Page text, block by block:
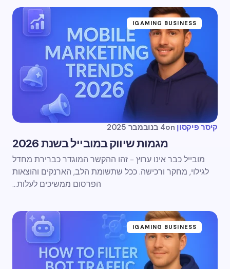
IGAMING BUSINESS
קיסר פיקסון on4 בנובמבר 2025
מגמות שיווק במובייל בשנת 2026
מובייל כבר אינו ערוץ - זהו ההקשר המוגדר כברירת מחדל
לגילוי, מחקר ורכישה. ככל שתשומת הלב, הארנקים והוצאות
הפרסום ממשיכים לעלות...
IGAMING BUSINESS